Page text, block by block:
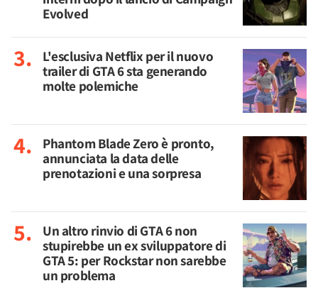
Evolved
L'esclusiva Netflix per il nuovo
trailer di GTA 6 sta generando
molte polemiche
Phantom Blade Zero è pronto,
annunciata la data delle
prenotazioni e una sorpresa
Un altro rinvio di GTA 6 non
stupirebbe un ex sviluppatore di
GTA 5: per Rockstar non sarebbe
un problema